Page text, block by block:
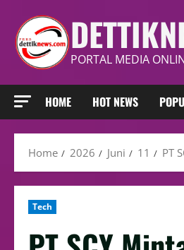
PORTAL MEDIA
HOME HOT NEWS
Home 2026 Juni 11 PT
Tech